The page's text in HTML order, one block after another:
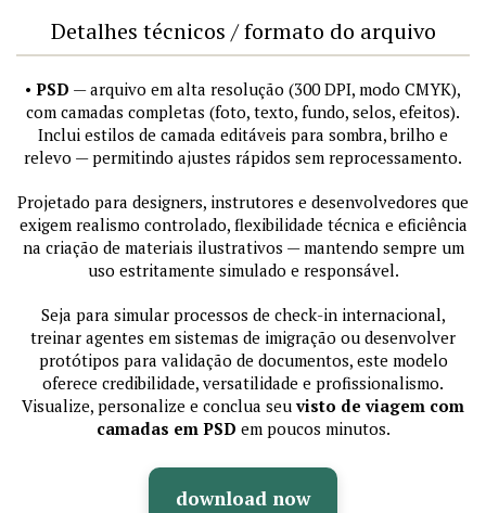
Detalhes técnicos / formato do arquivo
• PSD — arquivo em alta resolução (300 DPI, modo CMYK),
com camadas completas (foto, texto, fundo, selos, efeitos).
Inclui estilos de camada editáveis para sombra, brilho e
relevo — permitindo ajustes rápidos sem reprocessamento.
Projetado para designers, instrutores e desenvolvedores que
exigem realismo controlado, flexibilidade técnica e eficiência
na criação de materiais ilustrativos — mantendo sempre um
uso estritamente simulado e responsável.
Seja para simular processos de check-in internacional,
treinar agentes em sistemas de imigração ou desenvolver
protótipos para validação de documentos, este modelo
oferece credibilidade, versatilidade e profissionalismo.
Visualize, personalize e conclua seuvisto de viagem com
camadas em PSD em poucos minutos.
download now